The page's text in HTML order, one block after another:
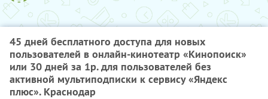
45 дней бесплатного доступа для новых
пользователей в онлайн-кинотеатр «Кинопоиск»
или 30 дней за 1р. для пользователей без
активной мультиподписки к сервису «Яндекс
плюс». Краснодар